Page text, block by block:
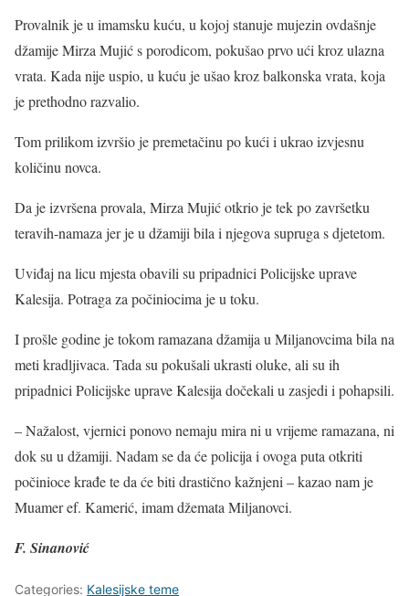
Provalnik je u imamsku kuću, u kojoj stanuje mujezin ovdašnje
džamije Mirza Mujić s porodicom, pokušao prvo ući kroz ulazna
vrata. Kada nije uspio, u kuću je ušao kroz balkonska vrata, koja
je prethodno razvalio.
Tom prilikom izvršio je premetačinu po kući i ukrao izvjesnu
količinu novca.
Da je izvršena provala, Mirza Mujić otkrio je tek po završetku
teravih-namaza jer je u džamiji bila i njegova supruga s djetetom.
Uviđaj na licu mjesta obavili su pripadnici Policijske uprave
Kalesija. Potraga za počiniocima je u toku.
I prošle godine je tokom ramazana džamija u Miljanovcima bila na
meti kradljivaca. Tada su pokušali ukrasti oluke, ali su ih
pripadnici Policijske uprave Kalesija dočekali u zasjedi i pohapsili.
– Nažalost, vjernici ponovo nemaju mira ni u vrijeme ramazana, ni
dok su u džamiji. Nadam se da će policija i ovoga puta otkriti
počinioce krađe te da će biti drastično kažnjeni – kazao nam je
Muamer ef. Kamerić, imam džemata Miljanovci.
F. Sinanović
Categories: Kalesijske teme